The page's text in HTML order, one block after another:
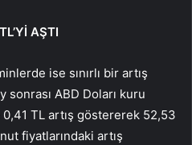
AŞTI
ise sınırlı bir artış
sonrası ABD Doları kuru
TL artış göstererek 52,53
fiyatlarındaki artış